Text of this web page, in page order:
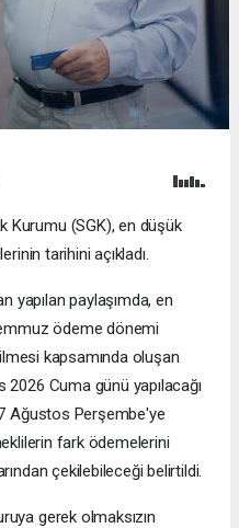
Kurumu (SGK), en düşük
tarihini açıkladı.
yapılan paylaşımda, en
ödeme dönemi
kapsamında oluşan
Cuma günü yapılacağı
Ağustos Perşembe'ye
fark ödemelerini
çekilebileceği belirtildi.
gerek olmaksızın